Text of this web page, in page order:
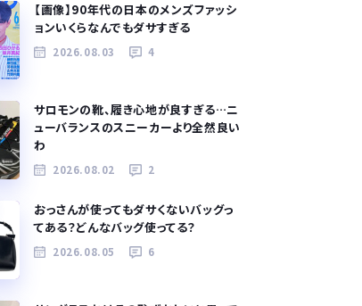
【画像】90年代の日本のメンズファッシ
ョンいくらなんでもダサすぎる
2026.08.03 4
サロモンの靴、履き心地が良すぎる…ニ
ューバランスのスニーカーより全然良い
わ
2026.08.02 2
おっさんが使ってもダサくないバッグっ
てある？どんなバッグ使ってる？
2026.08.05 6